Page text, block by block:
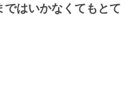
はいかなくてもとて